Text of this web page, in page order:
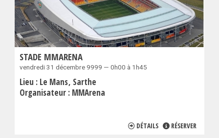
STADE MMARENA
vendredi 31 décembre 9999 — 0h00 à 1h45
Lieu : Le Mans Sarthe
Organisateur : MMArena
DÉTAILS RÉSERVER